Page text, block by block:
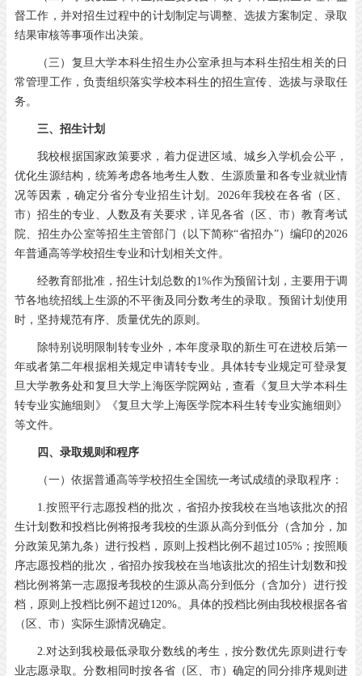
督工作，并对招生过程中的计划制定与调整、选拔方案制定、录取
结果审核等事项作出决策。
（三）复旦大学本科生招生办公室承担与本科生招生相关的日
常管理工作，负责组织落实学校本科生的招生宣传、选拔与录取任
务。
三、招生计划
我校根据国家政策要求，着力促进区域、城乡入学机会公平，
优化生源结构，统筹考虑各地考生人数、生源质量和各专业就业情
况等因素，确定分省分专业招生计划。2026年我校在各省（区、
市）招生的专业、人数及有关要求，详见各省（区、市）教育考试
院、招生办公室等招生主管部门（以下简称“省招办”）编印的2026
年普通高等学校招生专业和计划相关文件。
经教育部批准，招生计划总数的1%作为预留计划，主要用于调
节各地统招线上生源的不平衡及同分数考生的录取。预留计划使用
时，坚持规范有序、质量优先的原则。
除特别说明限制转专业外，本年度录取的新生可在进校后第一
年或者第二年根据相关规定申请转专业。具体转专业规定可登录复
旦大学教务处和复旦大学上海医学院网站，查看《复旦大学本科生
转专业实施细则》《复旦大学上海医学院本科生转专业实施细则》
等文件。
四、录取规则和程序
（一）依据普通高等学校招生全国统一考试成绩的录取程序：
1.按照平行志愿投档的批次，省招办按我校在当地该批次的招
生计划数和投档比例将报考我校的生源从高分到低分（含加分，加
分政策见第九条）进行投档，原则上投档比例不超过105%；按照顺
序志愿投档的批次，省招办按我校在当地该批次的招生计划数和投
档比例将第一志愿报考我校的生源从高分到低分（含加分）进行投
档，原则上投档比例不超过120%。具体的投档比例由我校根据各省
（区、市）实际生源情况确定。
2.对达到我校最低录取分数线的考生，按分数优先原则进行专
业志愿录取。分数相同时按各省（区、市）确定的同分排序规则进